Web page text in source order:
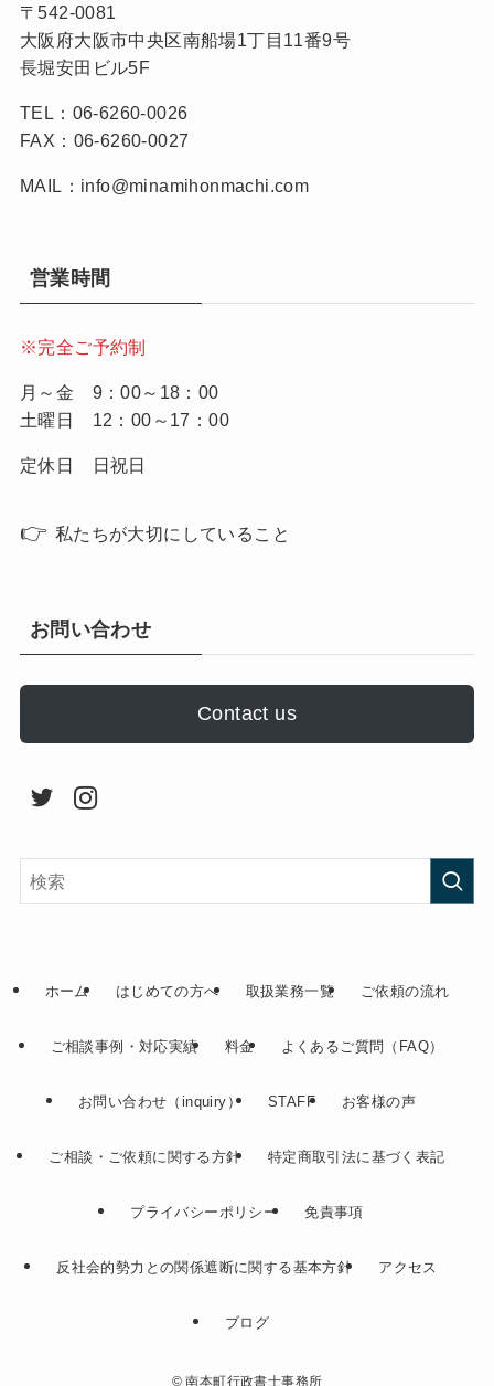
〒542-0081
大阪府大阪市中央区南船場1丁目11番9号
長堀安田ビル5F
TEL：06-6260-0026
FAX：06-6260-0027
MAIL：info@minamihonmachi.com
営業時間
※完全ご予約制
月～金 9：00～18：00
土曜日 12：00～17：00
定休日 日祝日
👉 私たちが大切にしていること
お問い合わせ
Contact us
ホーム はじめての方へ 取扱業務一覧 ご依頼の流れ
ご相談事例・対応実績 料金 よくあるご質問（FAQ）
お問い合わせ（inquiry） STAFF お客様の声
ご相談・ご依頼に関する方針 特定商取引法に基づく表記
プライバシーポリシー 免責事項
反社会的勢力との関係遮断に関する基本方針 アクセス
ブログ
©南本町行政書士事務所